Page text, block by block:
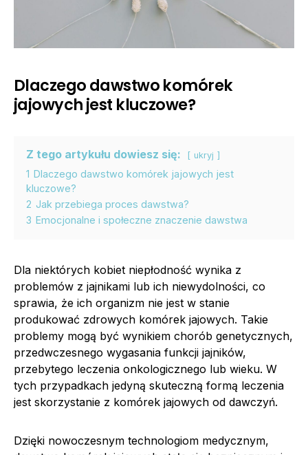
Dlaczego dawstwo komórek
jajowych jest kluczowe?
Z tego artykułu dowiesz się: ukryj
1 Dlaczego dawstwo komórek jajowych jest
kluczowe?
2 Jak przebiega proces dawstwa?
3 Emocjonalne i społeczne znaczenie dawstwa
Dla niektórych kobiet niepłodność wynika z
problemów z jajnikami lub ich niewydolności, co
sprawia, że ich organizm nie jest w stanie
produkować zdrowych komórek jajowych. Takie
problemy mogą być wynikiem chorób genetycznych,
przedwczesnego wygasania funkcji jajników,
przebytego leczenia onkologicznego lub wieku. W
tych przypadkach jedyną skuteczną formą leczenia
jest skorzystanie z komórek jajowych od dawczyń.
Dzięki nowoczesnym technologiom medycznym,